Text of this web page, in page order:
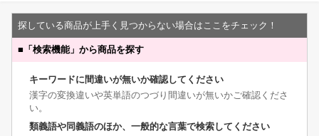
探している商品が上手く見つからない場合はここをチェック！
■ 「検索機能」から商品を探す
キーワードに間違いが無いか確認してください
漢字の変換違いや英単語のつづり間違いが無いかご確認くださ
い。
類義語や同義語のほか、一般的な言葉で検索してください